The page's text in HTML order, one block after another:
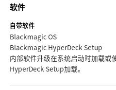
软件
自带软件
Blackmagic OS
Blackmagic HyperDeck Setup
内部软件升级在系统启动时加载
HyperDeck Setup加载。